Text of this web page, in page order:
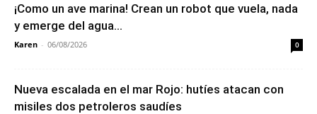
¡Como un ave marina! Crean un robot que vuela, nada
y emerge del agua...
Karen - 06/08/2026 0
Nueva escalada en el mar Rojo: hutíes atacan con
misiles dos petroleros saudíes